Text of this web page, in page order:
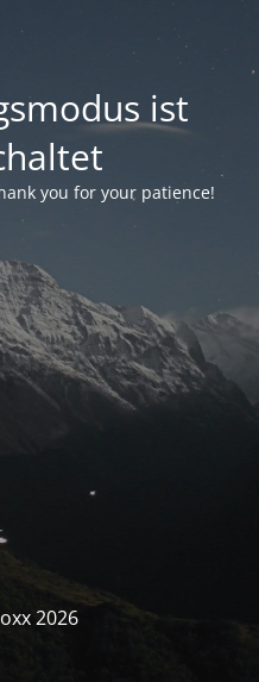
ist
you for your patience!
2026